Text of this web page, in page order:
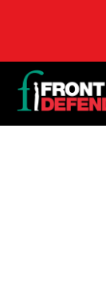
Back
to
top